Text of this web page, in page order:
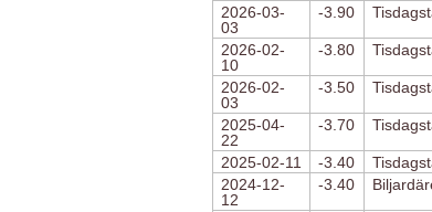
2026-03-
03
-3.90
2026-02-
10
-3.80
2026-02-
03
-3.50
2025-04-
22
-3.70
2025-02-11 -3.40
2024-12-
12
-3.40